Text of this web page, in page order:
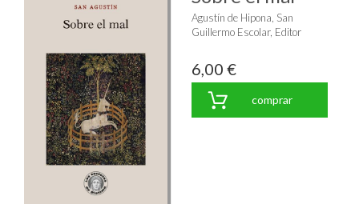
Agustín de Hipona, San
Guillermo Escolar, Editor
6,00 €
comprar